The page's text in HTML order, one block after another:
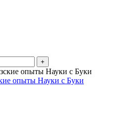
+
опыты Науки с Буки